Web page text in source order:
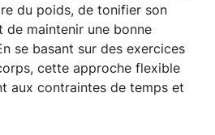
du poids, de tonifier son
de maintenir une bonne
se basant sur des exercices
cette approche flexible
aux contraintes de temps et